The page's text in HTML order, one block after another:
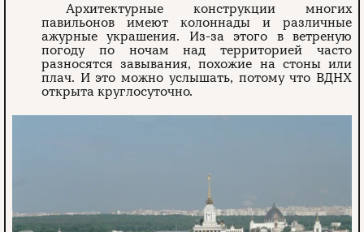
Архитектурные конструкции многих
павильонов имеют колоннады и различные
ажурные украшения. Из-за этого в ветреную
погоду по ночам над территорией часто
разносятся завывания, похожие на стоны или
плач. И это можно услышать, потому что ВДНХ
открыта круглосуточно.